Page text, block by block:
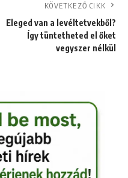
KÖVETKEZŐ CIKK
Eleged van a levéltetvekből?
Így tüntetheted el őket
vegyszer nélkül